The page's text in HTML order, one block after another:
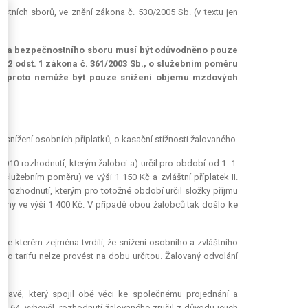
sborů, ve znění zákona č. 530/2005 Sb. (v textu jen
bezpečnostního sboru musí být odůvodněno pouze
odst. 1 zákona č. 361/2003 Sb., o služebním poměru
proto nemůže být pouze snížení objemu mzdových
snížení osobních příplatků, o kasační stížnosti žalovaného.
rozhodnutí, kterým žalobci a) určil pro období od 1. 1.
poměru) ve výši 1 150 Kč a zvláštní příplatek II.
rozhodnutí, kterým pro totožné období určil složky příjmu
ve výši 1 400 Kč. V případě obou žalobců tak došlo ke
kterém zejména tvrdili, že snížení osobního a zvláštního
tarifu nelze provést na dobu určitou. Žalovaný odvolání
který spojil obě věci ke společnému projednání a